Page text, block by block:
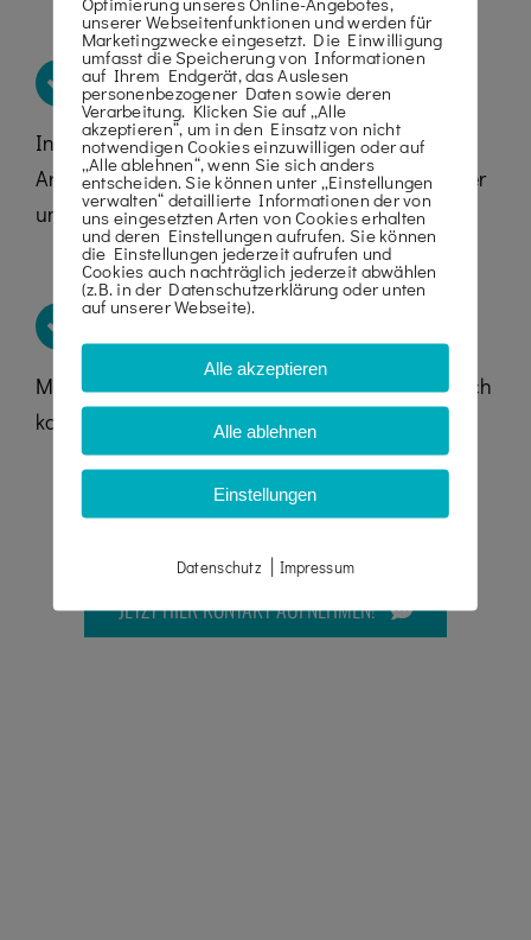
GROSSE AUSWAHL
In unserem Mietservice bieten wir
Arbeitsbühnen, Fahrgerüste, Bauzäune, Stapler
und Teleskoplader an.
QUALITÄTSSTANDARDS
Mit unseren Qualitätsstandards werden wir auch
komplexeren Anforderungen gerecht.
JETZT HIER KONTAKT AUFNEHMEN!
unserer Webseitenfunktionen und werden für
Marketingzwecke eingesetzt. Die Einwilligung
umfasst die Speicherung von Informationen
auf Ihrem Endgerät, das Auslesen
personenbezogener Daten sowie deren
Verarbeitung. Klicken Sie auf „Alle
akzeptieren“, um in den Einsatz von nicht
notwendigen Cookies einzuwilligen oder auf
„Alle ablehnen“, wenn Sie sich anders
entscheiden. Sie können unter „Einstellungen
verwalten“ detaillierte Informationen der von
uns eingesetzten Arten von Cookies erhalten
und deren Einstellungen aufrufen. Sie können
die Einstellungen jederzeit aufrufen und
Cookies auch nachträglich jederzeit abwählen
(z.B. in der Datenschutzerklärung oder unten
auf unserer Webseite).
Alle akzeptieren
Alle ablehnen
Einstellungen
Datenschutz| Impressum